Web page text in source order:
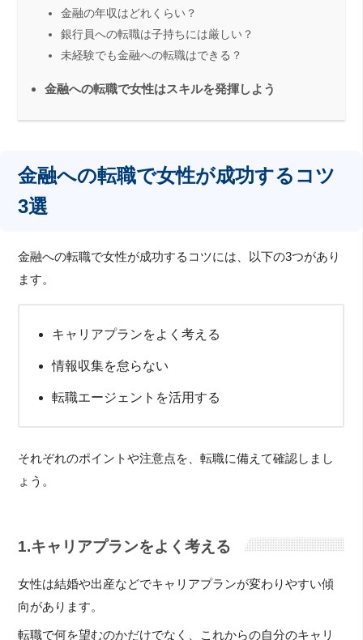
金融の年収はどれくらい？
銀行員への転職は子持ちには厳しい？
未経験でも金融への転職はできる？
金融への転職で女性はスキルを発揮しよう
金融への転職で女性が成功するコツ
3選
金融への転職で女性が成功するコツには、以下の3つがあり
ます。
キャリアプランをよく考える
情報収集を怠らない
転職エージェントを活用する
それぞれのポイントや注意点を、転職に備えて確認しまし
ょう。
1.キャリアプランをよく考える
女性は結婚や出産などでキャリアプランが変わりやすい傾
向があります。
転職で何を望むのかだけでなく、これからの自分のキャリ